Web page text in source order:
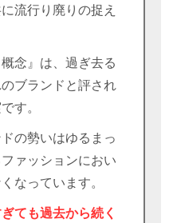
流行り廃りの捉え
念』は、過ぎ去る
ブランドと評され
す。
の勢いはゆるまっ
ァッションにおい
なっています。
ても過去から続く